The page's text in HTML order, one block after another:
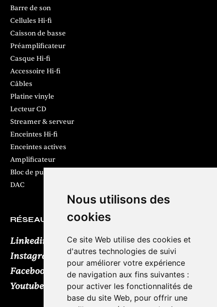
Nous utilisons des
cookies
Ce site Web utilise des cookies et
d'autres technologies de suivi
pour améliorer votre expérience
de navigation aux fins suivantes :
pour activer les fonctionnalités de
base du site Web, pour offrir une
Barre de son
Cellules Hi-fi
Caisson de basse
Préamplificateur
Casque Hi-fi
Accessoire Hi-fi
Câbles
Platine vinyle
Lecteur CD
Streamer & serveur
Enceintes Hi-fi
Enceintes actives
Amplificateur
Bloc de puissance
DAC
RÉSEAUX SOCIAUX
Linkedin
Instagram
Facebook
Youtube TikTok